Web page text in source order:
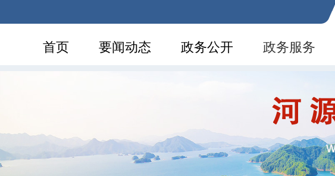
首页 要闻动态 政务公开 政务服务